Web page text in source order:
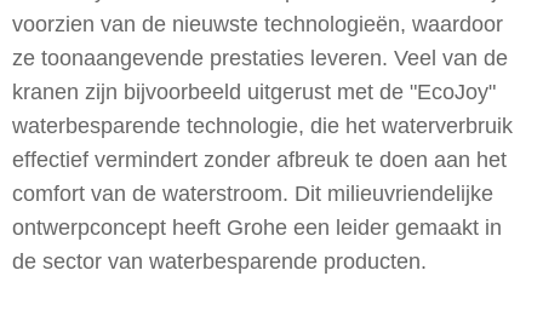
voorzien van de nieuwste technologieën, waardoor
ze toonaangevende prestaties leveren. Veel van de
kranen zijn bijvoorbeeld uitgerust met de "EcoJoy"
waterbesparende technologie, die het waterverbruik
effectief vermindert zonder afbreuk te doen aan het
comfort van de waterstroom. Dit milieuvriendelijke
ontwerpconcept heeft Grohe een leider gemaakt in
de sector van waterbesparende producten.